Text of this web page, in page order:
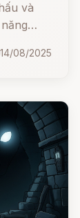
và
14/08/2025